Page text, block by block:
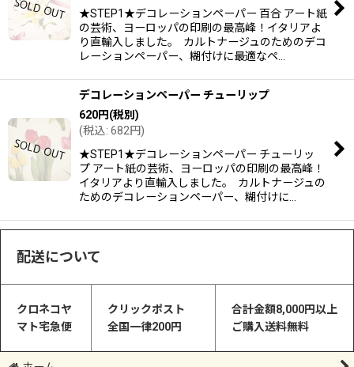
★STEP1★デコレーションペーパー 百合 アート紙
の芸術、ヨーロッパの印刷の最高峰！イタリアよ
り直輸入しました。 カルトナージュのためのデコ
レーションペーパー、糊付けに最適なペ…
デコレーションペーパー チューリップ
620円(税別)
(税込: 682円)
★STEP1★デコレーションペーパー チューリッ
プ アート紙の芸術、ヨーロッパの印刷の最高峰！
イタリアより直輸入しました。 カルトナージュの
ためのデコレーションペーパー、糊付けに…
配送について
クロネコヤ
マト宅急便
クリックポスト
全国一律200円
合計金額8,000円以上
ご購入送料無料